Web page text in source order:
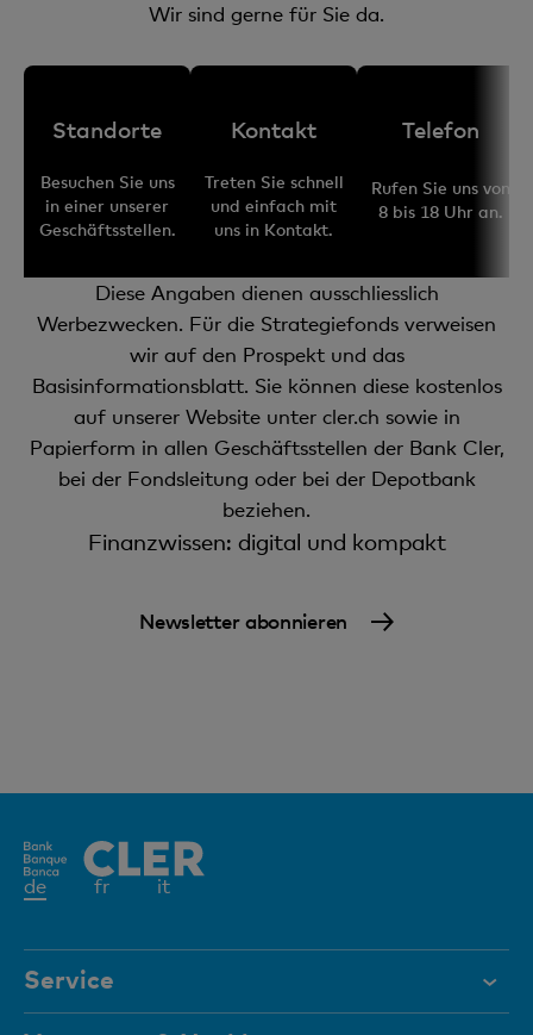
Wir sind gerne für Sie da.
Standorte
Besuchen Sie uns
in einer unserer
Geschäftsstellen.
Kontakt
Treten Sie schnell
und einfach mit
uns in Kontakt.
Telefon
Rufen Sie uns von
8 bis 18 Uhr an.
Diese Angaben dienen ausschliesslich
Werbezwecken. Für die Strategiefonds verweisen
wir auf den Prospekt und das
Basisinformationsblatt. Sie können diese kostenlos
auf unserer Website unter cler.ch sowie in
Papierform in allen Geschäftsstellen der Bank Cler,
bei der Fondsleitung oder bei der Depotbank
beziehen.
Finanzwissen: digital und kompakt
Newsletter abonnieren
deAktives
fr it
Service
Hilfe & Kontakt